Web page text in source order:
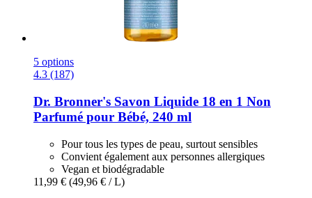
5 options
4.3 (187)
Dr. Bronner's Savon Liquide 18 en 1 Non
Parfumé pour Bébé, 240 ml
Pour tous les types de peau, surtout sensibles
Convient également aux personnes allergiques
Vegan et biodégradable
11,99 € (49,96 € / L)